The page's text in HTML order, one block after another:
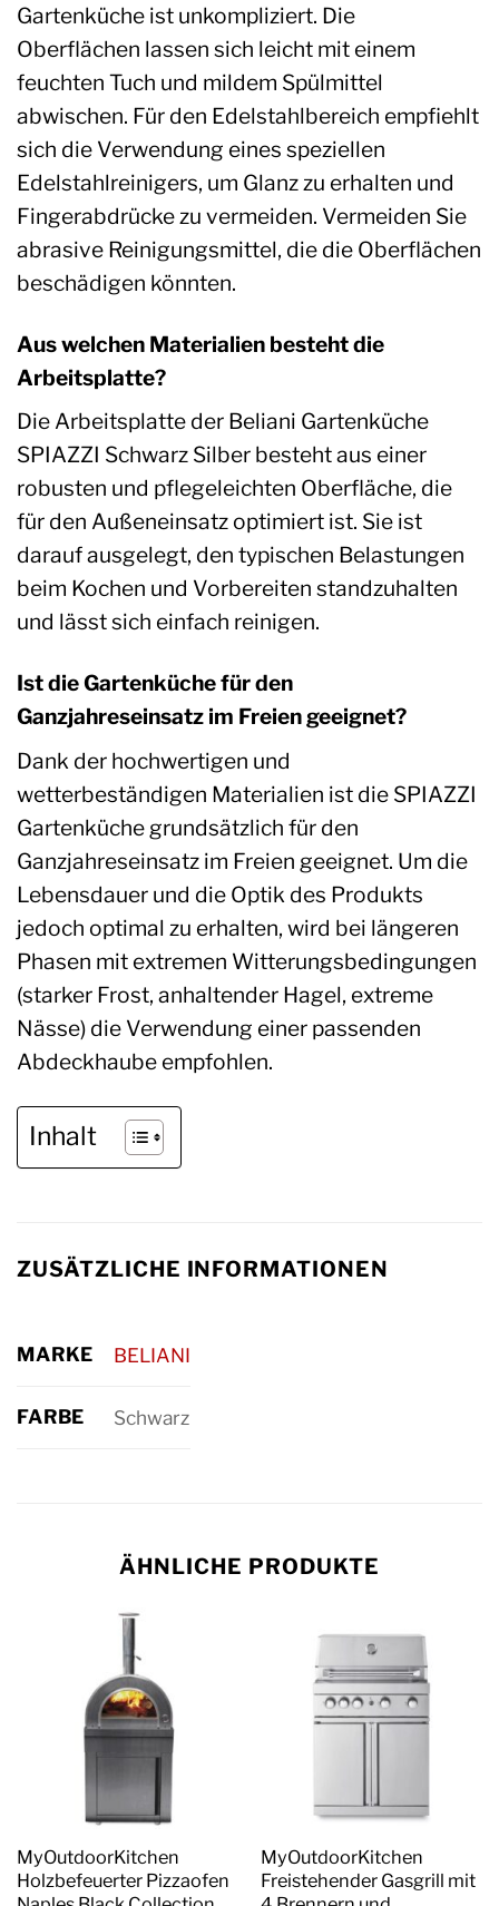
Gartenküche ist unkompliziert. Die
Oberflächen lassen sich leicht mit einem
feuchten Tuch und mildem Spülmittel
abwischen. Für den Edelstahlbereich empfiehlt
sich die Verwendung eines speziellen
Edelstahlreinigers, um Glanz zu erhalten und
Fingerabdrücke zu vermeiden. Vermeiden Sie
abrasive Reinigungsmittel, die die Oberflächen
beschädigen könnten.
Aus welchen Materialien besteht die
Arbeitsplatte?
Die Arbeitsplatte der Beliani Gartenküche
SPIAZZI Schwarz Silber besteht aus einer
robusten und pflegeleichten Oberfläche, die
für den Außeneinsatz optimiert ist. Sie ist
darauf ausgelegt, den typischen Belastungen
beim Kochen und Vorbereiten standzuhalten
und lässt sich einfach reinigen.
Ist die Gartenküche für den
Ganzjahreseinsatz im Freien geeignet?
Dank der hochwertigen und
wetterbeständigen Materialien ist die SPIAZZI
Gartenküche grundsätzlich für den
Ganzjahreseinsatz im Freien geeignet. Um die
Lebensdauer und die Optik des Produkts
jedoch optimal zu erhalten, wird bei längeren
Phasen mit extremen Witterungsbedingungen
(starker Frost, anhaltender Hagel, extreme
Nässe) die Verwendung einer passenden
Abdeckhaube empfohlen.
Inhalt
ZUSÄTZLICHE INFORMATIONEN
MARKE BELIANI
FARBE Schwarz
ÄHNLICHE PRODUKTE
MyOutdoorKitchen
Holzbefeuerter Pizzaofen
MyOutdoorKitchen
Freistehender Gasgrill mit